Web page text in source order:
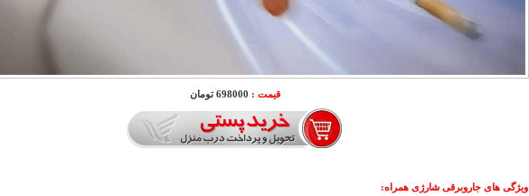
قیمت : 698000 تومان
ویژگی های جاروبرقی شارژی همراه: